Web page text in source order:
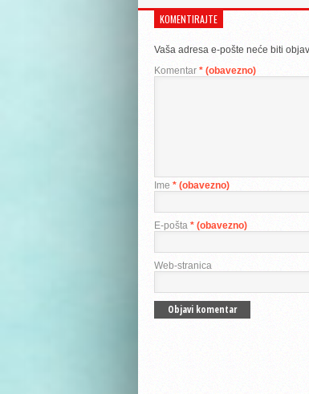
KOMENTIRAJTE
Vaša adresa e-pošte neće biti
Komentar * (obavezno)
Ime * (obavezno)
E-pošta * (obavezno)
Web-stranica